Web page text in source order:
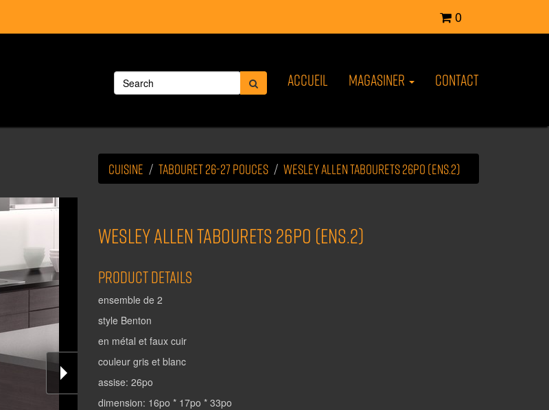
0
Accueil Magasiner Contact
Cuisine Tabouret 26-27 pouces WESLEY ALLEN tabourets 26po (ens.2)
WESLEY ALLEN tabourets 26po (ens.2)
Product Details
ensemble de 2
style Benton
en métal et faux cuir
couleur gris et blanc
assise: 26po
dimension: 16po * 17po * 33po